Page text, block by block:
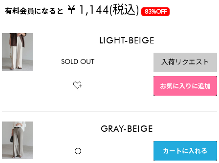
有料会員になると¥ 1,144(税込) 83%OFF
LIGHT-BEIGE
SOLD OUT 入荷リクエスト
お気に入りに追加
GRAY-BEIGE
〇 カートに入れる